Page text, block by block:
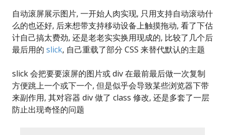
自动滚屏展示图片, 一开始人肉实现, 只用支持自动滚动什
么的也还好, 后来想带支持移动设备上触摸拖动, 看了下估
计自己搞太费劲, 还是老老实实换用现成的, 比较了几个后
最后用的 slick, 自己重载了部分 CSS 来替代默认的主题
slick 会把要要滚屏的图片或 div 在最前最后做一次复制
方便跳上一个或下一个, 但是似乎会导致某些浏览器下带
来副作用, 其对容器 div 做了 class 修改, 还是多套了一层
防止出现奇怪的问题